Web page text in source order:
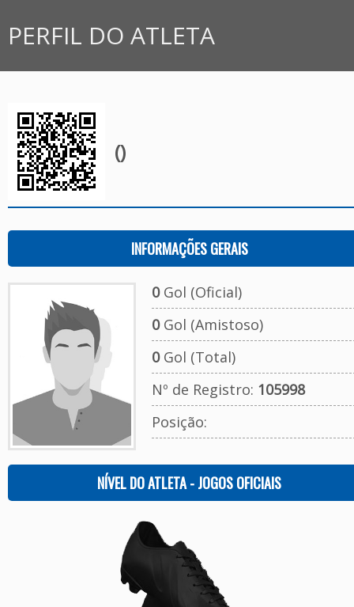
PERFIL DO ATLETA
()
INFORMAÇÕES GERAIS
0Gol (Oficial)
0Gol (Amistoso)
0Gol (Total)
Nº de Registro: 105998
Posição:
NÍVEL DO ATLETA - JOGOS OFICIAIS